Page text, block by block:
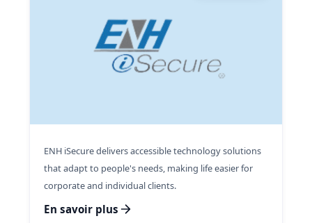
ENH iSecure delivers accessible technology solutions
that adapt to people's needs, making life easier for
corporate and individual clients.
En savoir plus